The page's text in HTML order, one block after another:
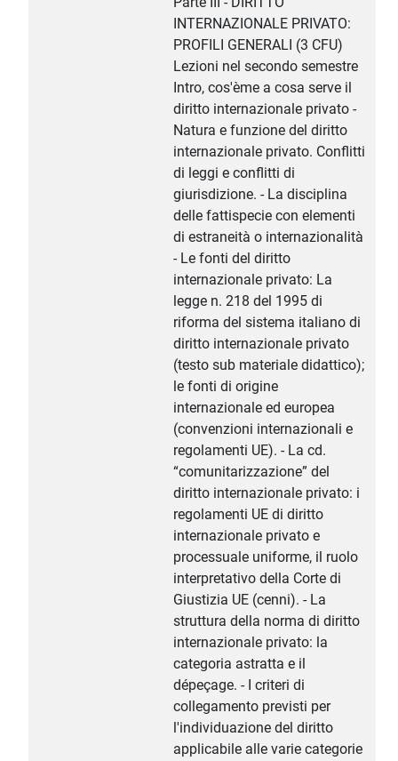
INTERNAZIONALE PRIVATO:
PROFILI GENERALI (3 CFU)
Lezioni nel secondo semestre
Intro, cos'ème a cosa serve il
diritto internazionale privato -
Natura e funzione del diritto
internazionale privato. Conflitti
di leggi e conflitti di
giurisdizione. - La disciplina
delle fattispecie con elementi
di estraneità o internazionalità
- Le fonti del diritto
internazionale privato: La
legge n. 218 del 1995 di
riforma del sistema italiano di
diritto internazionale privato
(testo sub materiale didattico);
le fonti di origine
internazionale ed europea
(convenzioni internazionali e
regolamenti UE). - La cd.
“comunitarizzazione” del
diritto internazionale privato: i
regolamenti UE di diritto
internazionale privato e
processuale uniforme, il ruolo
interpretativo della Corte di
Giustizia UE (cenni). - La
struttura della norma di diritto
internazionale privato: la
categoria astratta e il
dépeçage. - I criteri di
collegamento previsti per
l'individuazione del diritto
applicabile alle varie categorie